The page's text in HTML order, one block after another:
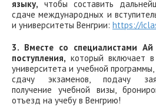
языку, чтобы составить
сдаче международных и
и университеты Венгрии: https://
3. Вместе со специалистами Ай
поступления, который включает
университета и учебной
сдачу экзаменов, подачу
получение учебной визы,
отъезд на учебу в Венгрию!